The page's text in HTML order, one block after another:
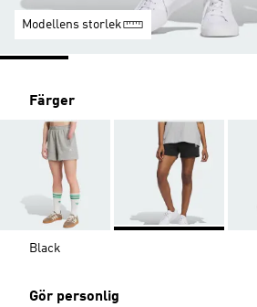
Modellens storlek
Färger
Black
Gör personlig